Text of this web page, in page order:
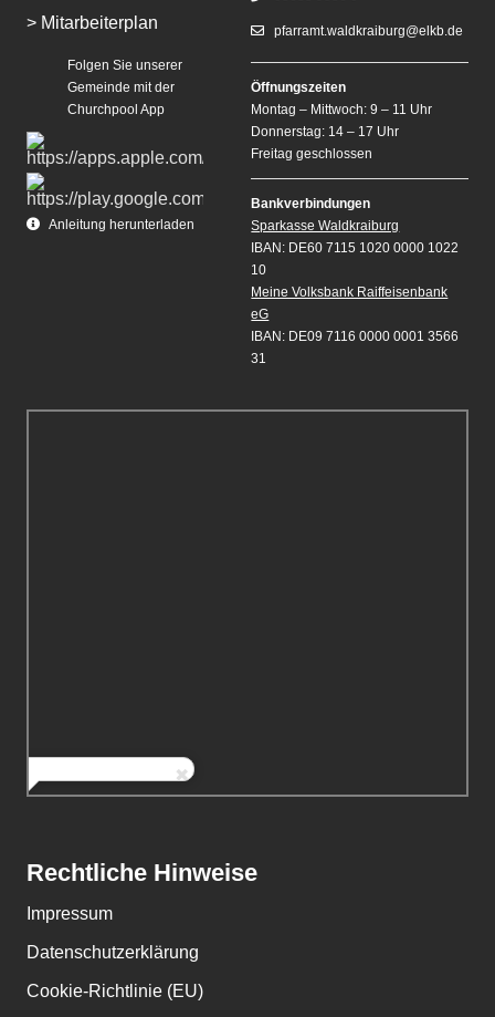
> Mitarbeiterplan
Folgen Sie unserer
Gemeinde mit der
Churchpool App
Anleitung herunterladen
pfarramt.waldkraiburg@elkb.de
Öffnungszeiten
Montag – Mittwoch: 9 – 11 Uhr
Donnerstag: 14 – 17 Uhr
Freitag geschlossen
Bankverbindungen
Sparkasse Waldkraiburg
IBAN: DE60 7115 1020 0000 1022
10
Meine Volksbank Raiffeisenbank
eG
IBAN: DE09 7116 0000 0001 3566
31
Rechtliche Hinweise
Impressum
Datenschutzerklärung
Cookie-Richtlinie (EU)